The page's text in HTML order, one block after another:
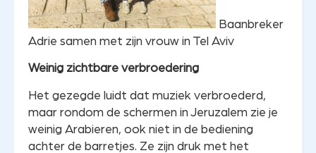
Baanbreker
Adrie samen met zijn vrouw in Tel Aviv
Weinig zichtbare verbroedering
Het gezegde luidt dat muziek verbroederd,
maar rondom de schermen in Jeruzalem zie je
weinig Arabieren, ook niet in de bediening
achter de barretjes. Ze zijn druk met het